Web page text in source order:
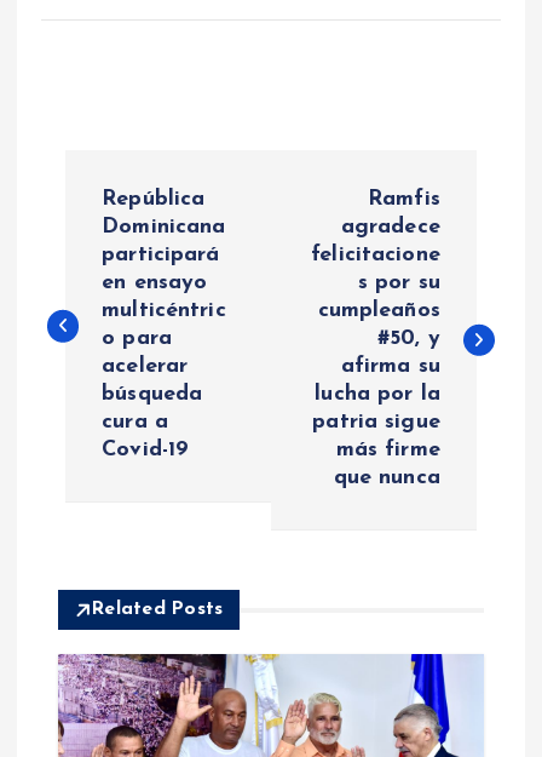
v
e
ó
n
República
Dominicana
participará
en ensayo
multicéntric
o para
acelerar
búsqueda
cura a
Covid-19
Ramfis
agradece
felicitacione
s por su
cumpleaños
#50, y
afirma su
lucha por la
patria sigue
más firme
que nunca
Related Posts